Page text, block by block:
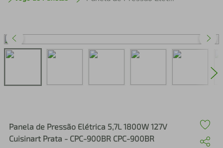
Panela de Pressão Elétrica 5,7L 1800W 127V
Cuisinart Prata - CPC-900BR CPC-900BR
3º perfume